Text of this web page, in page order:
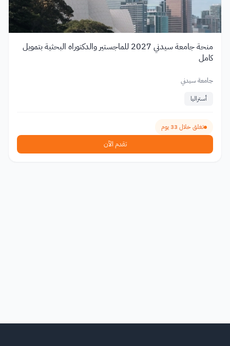
منحة جامعة سيدني 2027 للماجستير والدكتوراه البحثية بتمويل
كامل
جامعة سيدني
أستراليا
تغلق خلال 33 يوم
تقدم الآن